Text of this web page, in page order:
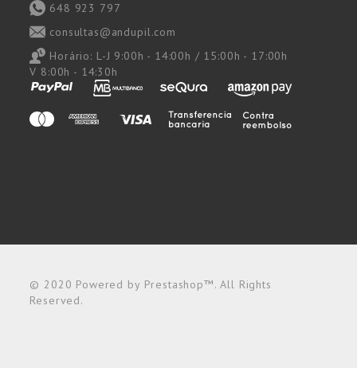
648 923 797
consultas@andupil.com
Horário: L-J 9:00h - 14:00h / 15:00h - 17:00h
V 8:00h - 14:30h
© 2020 Powered by Prestashop™. All Rights
Reserved.